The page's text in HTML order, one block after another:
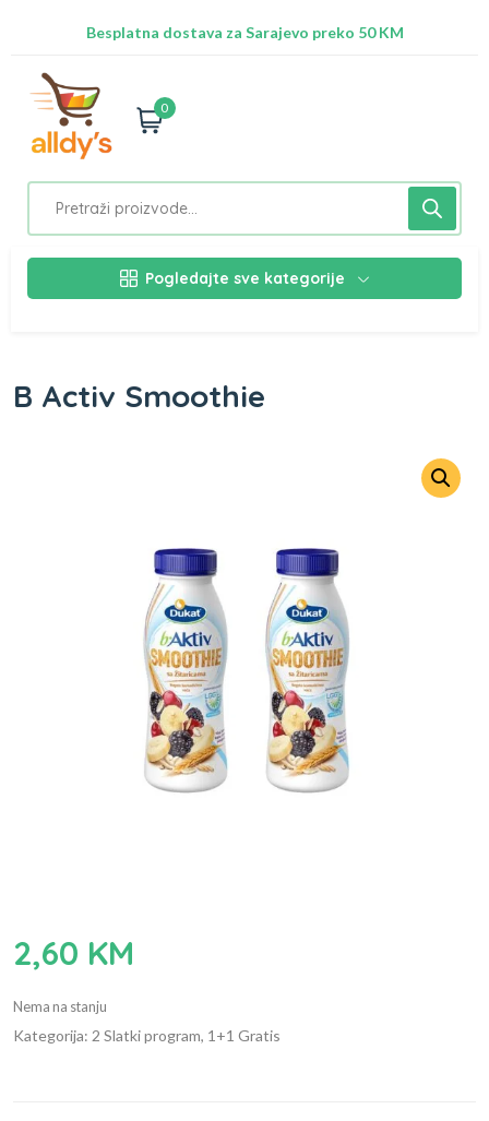
Besplatna dostava za Sarajevo preko 50 KM
0
Pogledajte sve kategorije
B Activ Smoothie
2,60 KM
Nema na stanju
Kategorija: 2 Slatki program, 1+1 Gratis